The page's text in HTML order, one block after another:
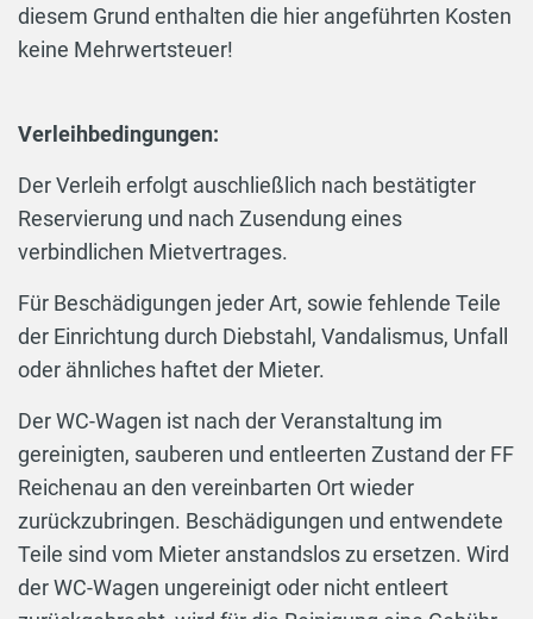
diesem Grund enthalten die hier angeführten Kosten
keine Mehrwertsteuer!
Verleihbedingungen:
Der Verleih erfolgt auschließlich nach bestätigter
Reservierung und nach Zusendung eines
verbindlichen Mietvertrages.
Für Beschädigungen jeder Art, sowie fehlende Teile
der Einrichtung durch Diebstahl, Vandalismus, Unfall
oder ähnliches haftet der Mieter.
Der WC-Wagen ist nach der Veranstaltung im
gereinigten, sauberen und entleerten Zustand der FF
Reichenau an den vereinbarten Ort wieder
zurückzubringen. Beschädigungen und entwendete
Teile sind vom Mieter anstandslos zu ersetzen. Wird
der WC-Wagen ungereinigt oder nicht entleert